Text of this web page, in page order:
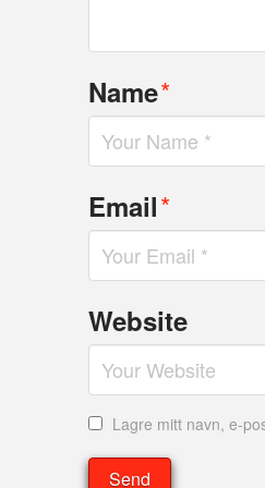
Name*
Email*
Website
Lagre mitt navn, e-